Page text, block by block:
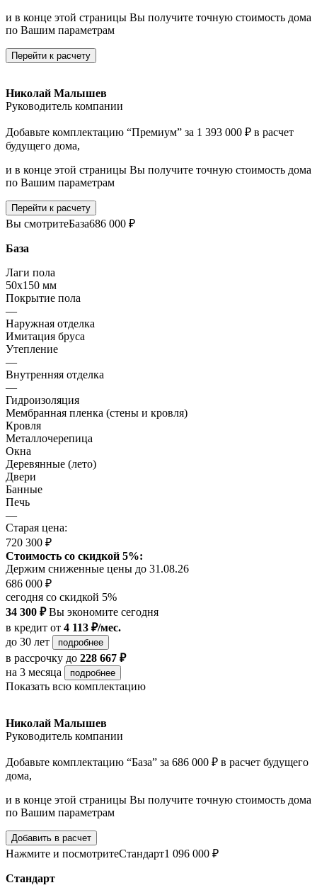
и в конце этой страницы Вы получите точную стоимость дома
по Вашим параметрам
Перейти к расчету
Николай Малышев
Руководитель компании
Добавьте комплектацию “Премиум” за 1 393 000 ₽ в расчет
будущего дома,
и в конце этой страницы Вы получите точную стоимость дома
по Вашим параметрам
Перейти к расчету
Вы смотритеБаза686 000 ₽
База
Лаги пола
50х150 мм
Покрытие пола
—
Наружная отделка
Имитация бруса
Утепление
—
Внутренняя отделка
—
Гидроизоляция
Мембранная пленка (стены и кровля)
Кровля
Металлочерепица
Окна
Деревянные (лето)
Двери
Банные
Печь
—
Старая цена:
720 300 ₽
Стоимость со скидкой 5%:
Держим сниженные цены до 31.08.26
686 000 ₽
сегодня со скидкой 5%
34 300 ₽Вы экономите сегодня
в кредит от 4 113 ₽/мес.
до 30 лет
подробнее
в рассрочку до 228 667 ₽
на 3 месяца
подробнее
Показать всю комплектацию
Николай Малышев
Руководитель компании
Добавьте комплектацию “База” за 686 000 ₽ в расчет будущего
дома,
и в конце этой страницы Вы получите точную стоимость дома
по Вашим параметрам
Добавить в расчет
Нажмите и посмотритеСтандарт1 096 000 ₽
Стандарт